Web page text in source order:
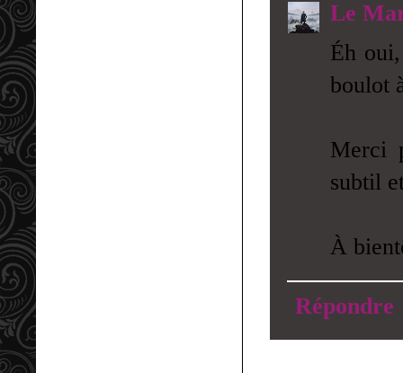
Le
Éh
boulot
Merci
subtil
À
Répondre